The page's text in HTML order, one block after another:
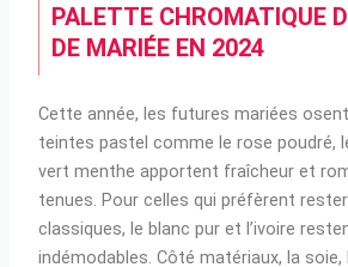
PALETTE CHROMATIQUE
DE MARIÉE EN 2024
Cette année, les futures mariées
teintes pastel comme le rose poudré,
vert menthe apportent fraîcheur et
tenues. Pour celles qui préfèrent
classiques, le blanc pur et l’ivoire
indémodables. Côté matériaux, la